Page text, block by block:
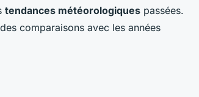
tendances météorologiques passées.
comparaisons avec les années